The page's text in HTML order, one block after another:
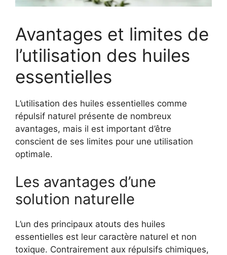
Avantages et limites de
l’utilisation des huiles
essentielles
L’utilisation des huiles essentielles comme
répulsif naturel présente de nombreux
avantages, mais il est important d’être
conscient de ses limites pour une utilisation
optimale.
Les avantages d’une
solution naturelle
L’un des principaux atouts des huiles
essentielles est leur caractère naturel et non
toxique. Contrairement aux répulsifs chimiques,